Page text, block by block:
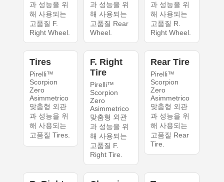
과 성능을 위
해 사용되는
고품질 F.
Right Wheel.
과 성능을 위
해 사용되는
고품질 Rear
Wheel.
과 성능을 위
해 사용되는
고품질 R.
Right Wheel.
Tires
Pirelli™
Scorpion
Zero
Asimmetrico
맞춤형 외관
과 성능을 위
해 사용되는
고품질 Tires.
F. Right
Tire
Pirelli™
Scorpion
Zero
Asimmetrico
맞춤형 외관
과 성능을 위
해 사용되는
고품질 F.
Right Tire.
Rear Tire
Pirelli™
Scorpion
Zero
Asimmetrico
맞춤형 외관
과 성능을 위
해 사용되는
고품질 Rear
Tire.